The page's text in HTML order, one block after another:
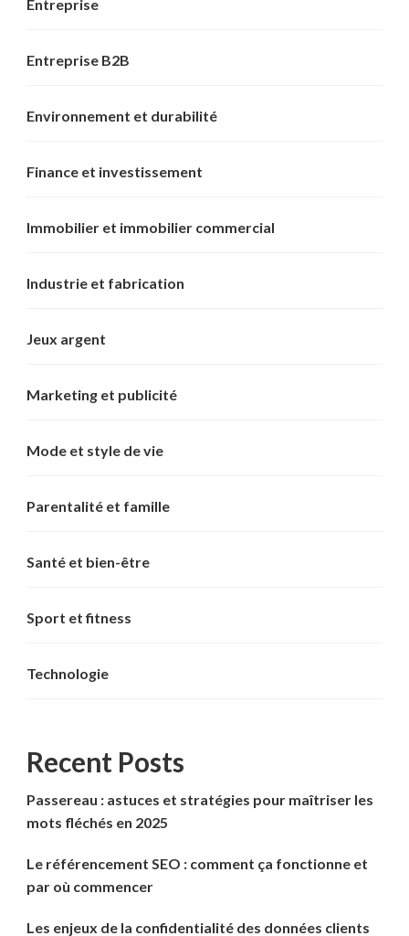
Entreprise
Entreprise B2B
Environnement et durabilité
Finance et investissement
Immobilier et immobilier commercial
Industrie et fabrication
Jeux argent
Marketing et publicité
Mode et style de vie
Parentalité et famille
Santé et bien-être
Sport et fitness
Technologie
Recent Posts
Passereau : astuces et stratégies pour maîtriser les
mots fléchés en 2025
Le référencement SEO : comment ça fonctionne et
par où commencer
Les enjeux de la confidentialité des données clients